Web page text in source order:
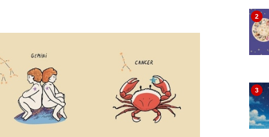
2
3